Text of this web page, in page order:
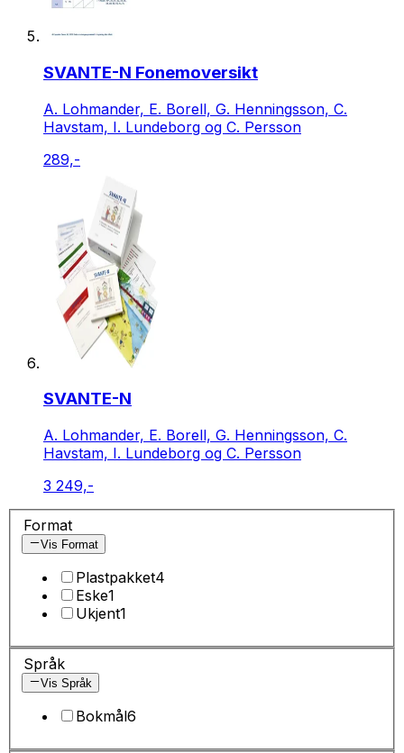
SVANTE-N Fonemoversikt
A. Lohmander, E. Borell, G. Henningsson, C.
Havstam, I. Lundeborg og C. Persson
289,-
SVANTE-N
A. Lohmander, E. Borell, G. Henningsson, C.
Havstam, I. Lundeborg og C. Persson
3 249,-
Format
Vis Format
Plastpakket4
Eske1
Ukjent1
Språk
Vis Språk
Bokmål6